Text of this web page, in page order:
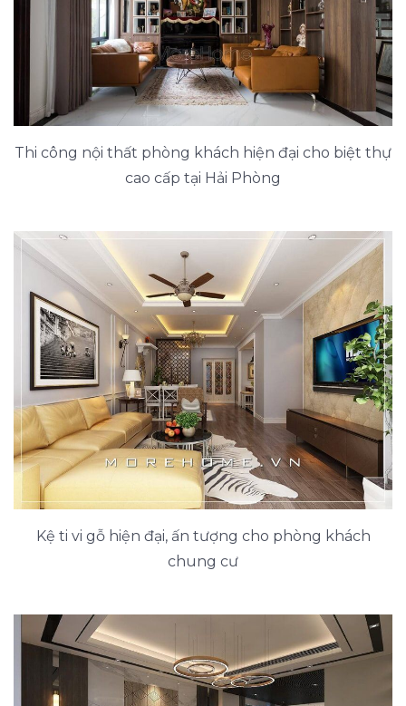
Thi công nội thất phòng khách hiện đại cho biệt thự
cao cấp tại Hải Phòng
Kệ ti vi gỗ hiện đại, ấn tượng cho phòng khách
chung cư